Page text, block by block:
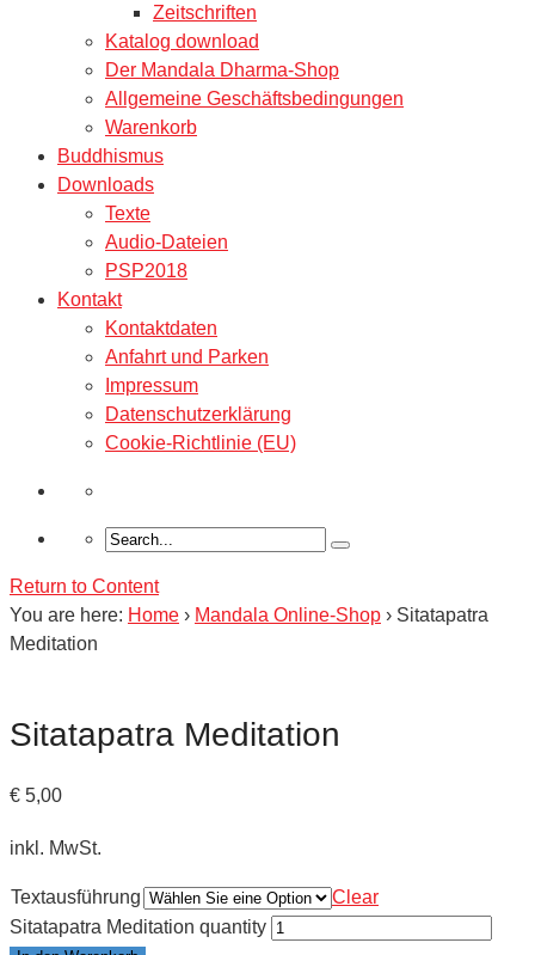
Zeitschriften
Katalog download
Der Mandala Dharma-Shop
Allgemeine Geschäftsbedingungen
Warenkorb
Buddhismus
Downloads
Texte
Audio-Dateien
PSP2018
Kontakt
Kontaktdaten
Anfahrt und Parken
Impressum
Datenschutzerklärung
Cookie-Richtlinie (EU)
Return to Content
You are here: Home › Mandala Online-Shop › Sitatapatra
Meditation
Sitatapatra Meditation
€ 5,00
inkl. MwSt.
Textausführung
Clear
Sitatapatra Meditation quantity